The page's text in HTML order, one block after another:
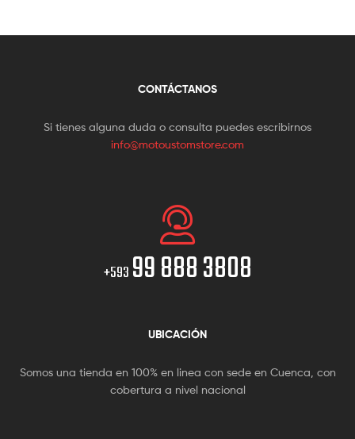
CONTÁCTANOS
Si tienes alguna duda o consulta puedes escribirnos
info@motoustomstore.com
+593 99 888 3808
UBICACIÓN
Somos una tienda en 100% en linea con sede en Cuenca, con
cobertura a nivel nacional